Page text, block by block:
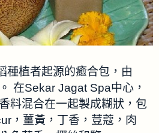
種植者起源的癒合包，由
在Sekar Jagat Spa中心，
料混合在一起製成糊狀，包
，薑黃，丁香，荳蔻，肉